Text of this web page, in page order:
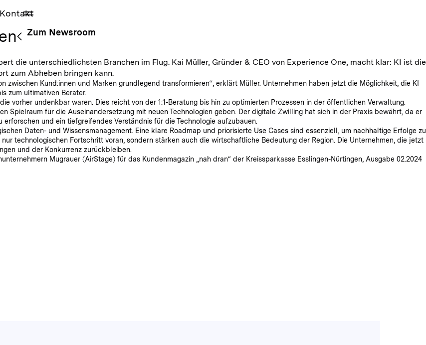
Kontakt
Zum Newsroom
die unterschiedlichsten Branchen im Flug. Kai Müller, Gründer & CEO von Experience One, macht klar: KI ist die
zum Abheben bringen kann.
Kund:innen und Marken grundlegend transformieren“, erklärt Müller. Unternehmen haben jetzt die Möglichkeit, die KI
zum ultimativen Berater.
vorher undenkbar waren. Dies reicht von der 1:1-Beratung bis hin zu optimierten Prozessen in der öffentlichen Verwaltung.
Spielraum für die Auseinandersetzung mit neuen Technologien geben. Der digitale Zwilling hat sich in der Praxis bewährt, da er
und ein tiefgreifendes Verständnis für die Technologie aufzubauen.
Daten- und Wissensmanagement. Eine klare Roadmap und priorisierte Use Cases sind essenziell, um nachhaltige Erfolge zu
technologischen Fortschritt voran, sondern stärken auch die wirtschaftliche Bedeutung der Region. Die Unternehmen, die jetzt
und der Konkurrenz zurückbleiben.
Mugrauer (AirStage) für das Kundenmagazin „nah dran“ der Kreissparkasse Esslingen-Nürtingen, Ausgabe 02.2024